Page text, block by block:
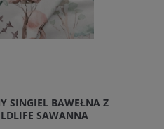
SINGIEL BAWEŁNA Z
SAWANNA